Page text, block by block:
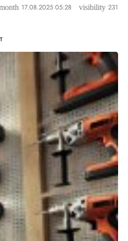
17.08.2025 05:28 visibility 231